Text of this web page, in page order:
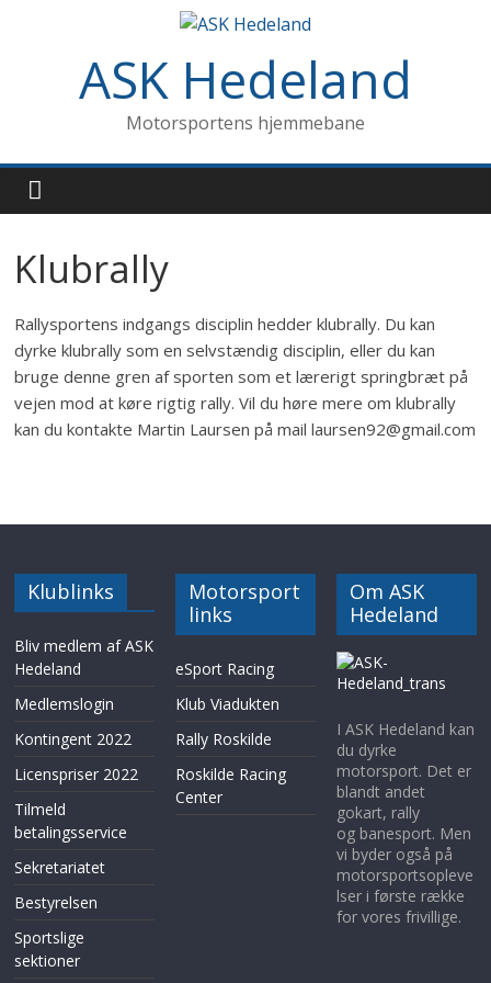
ASK Hedeland
Motorsportens hjemmebane
Klubrally
Rallysportens indgangs disciplin hedder klubrally. Du kan
dyrke klubrally som en selvstændig disciplin, eller du kan
bruge denne gren af sporten som et lærerigt springbræt på
vejen mod at køre rigtig rally. Vil du høre mere om klubrally
kan du kontakte Martin Laursen på mail laursen92@gmail.com
Klublinks
Bliv medlem af ASK
Hedeland
Medlemslogin
Kontingent 2022
Licenspriser 2022
Tilmeld
betalingsservice
Sekretariatet
Bestyrelsen
Sportslige
sektioner
Motorsport
links
eSport Racing
Klub Viadukten
Rally Roskilde
Roskilde Racing
Center
Om ASK
Hedeland
I ASK Hedeland kan
du dyrke
motorsport. Det er
blandt andet
gokart, rally
og banesport. Men
vi byder også på
motorsportsopleve
lser i første række
for vores frivillige.